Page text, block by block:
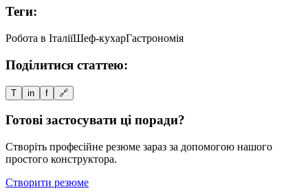
Теги:
Робота в ІталіїШеф-кухарГастрономія
Поділитися статтею:
T in f 🔗
Готові застосувати ці поради?
Створіть професійне резюме зараз за допомогою нашого
простого конструктора.
Створити резюме